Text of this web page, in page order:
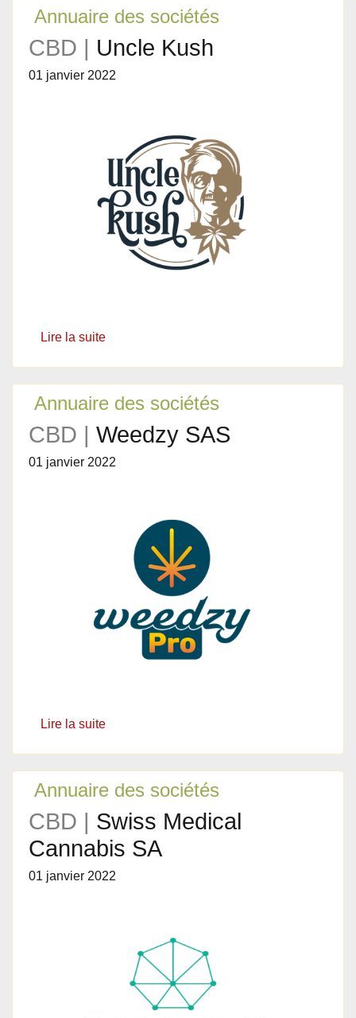
Annuaire des sociétés
CBD | Uncle Kush
01 janvier 2022
Lire la suite
Annuaire des sociétés
CBD | Weedzy SAS
01 janvier 2022
Lire la suite
Annuaire des sociétés
CBD | Swiss Medical
Cannabis SA
01 janvier 2022